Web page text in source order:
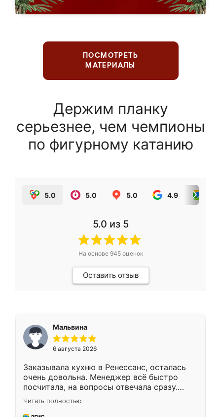
ПОСМОТРЕТЬ
МАТЕРИАЛЫ
Держим планку
серьезнее, чем чемпионы
по фигурному катанию
5.0 5.0 5.0 4.9
5.0 из 5
На основе 945оценок
Оставить отзыв
Мальвина
6 августа 2026
Заказывала кухню в Ренессанс, осталась
очень довольна. Менеджер всё быстро
посчитала, на вопросы отвечала сразу.
Замерщик приехал в субботу, подошёл к
делу со всей ответственностью. Собрали
Читать полностью